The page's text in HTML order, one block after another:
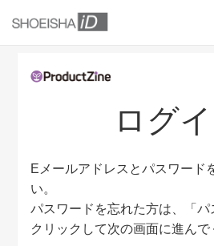
ログ
Eメールアドレスとパスワード
い。
パスワードを忘れた方は、「
クリックして次の画面に進んで